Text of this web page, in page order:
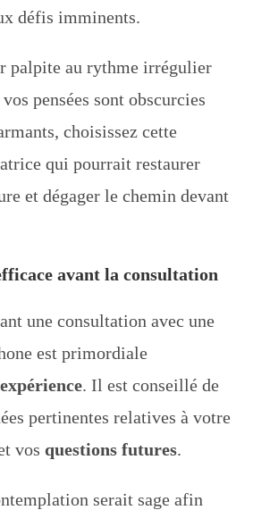
défis imminents.
palpite au rythme irrégulier
pensées sont obscurcies
choisissez cette
qui pourrait restaurer
et dégager le chemin devant
avant la consultation
une consultation avec une
est primordiale
. Il est conseillé de
pertinentes relatives à votre
vosquestions futures.
serait sage afin